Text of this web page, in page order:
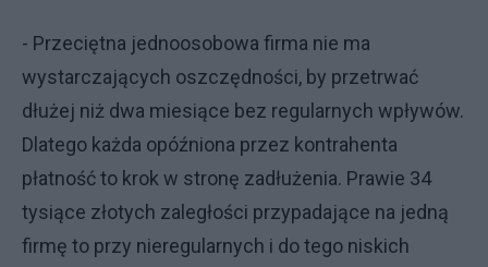
- Przeciętna jednoosobowa firma nie ma
wystarczających oszczędności, by przetrwać
dłużej niż dwa miesiące bez regularnych wpływów.
Dlatego każda opóźniona przez kontrahenta
płatność to krok w stronę zadłużenia. Prawie 34
tysiące złotych zaległości przypadające na jedną
firmę to przy nieregularnych i do tego niskich